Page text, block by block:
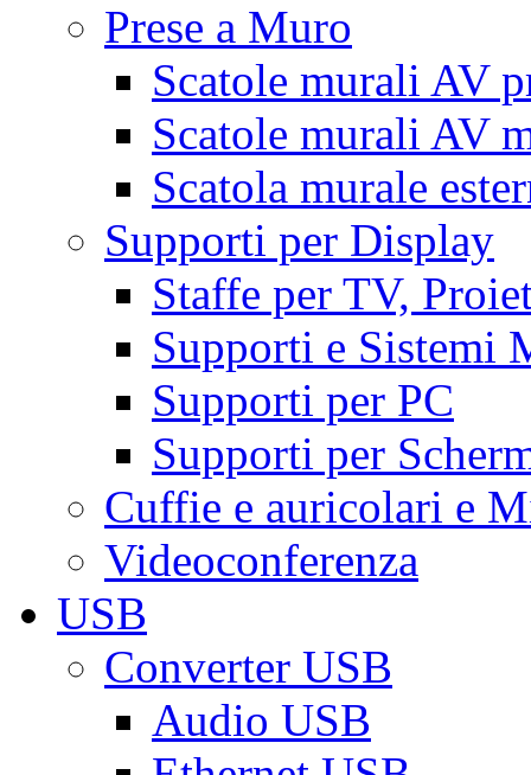
Prese a Muro
Scatole murali AV
Scatole murali AV
Scatola murale
Supporti per Display
Staffe per TV,
Supporti e Sistemi
Supporti per PC
Supporti per
Cuffie e auricolari e
Videoconferenza
USB
Converter USB
Audio USB